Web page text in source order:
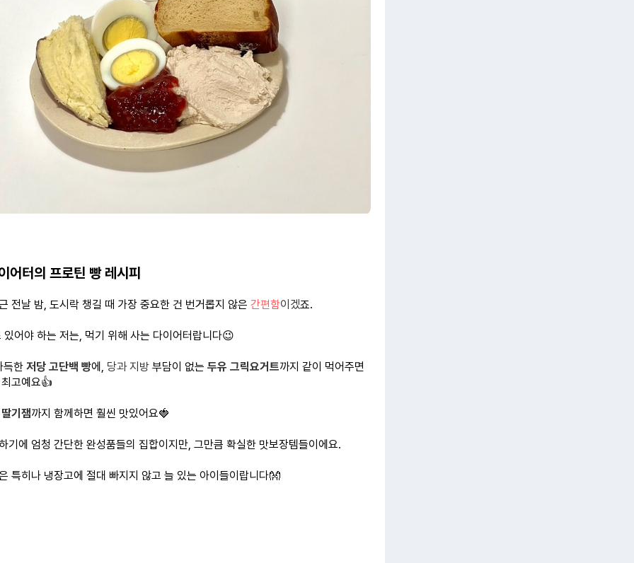
어터의 프로틴 빵 레시피
전날 밤, 도시락 챙길 때 가장 중요한 건 번거롭지 않은 간편함이겠죠.
있어야 하는 저는, 먹기 위해 사는 다이어터랍니다😉
한 저당 고단백 빵에, 당과 지방 부담이 없는 두유 그릭요거트까지 같이 먹어주면
고예요👍
기잼까지 함께하면 훨씬 맛있어요🍓
기에 엄청 간단한 완성품들의 집합이지만, 그만큼 확실한 맛보장템들이에요.
특히나 냉장고에 절대 빠지지 않고 늘 있는 아이들이랍니다👐